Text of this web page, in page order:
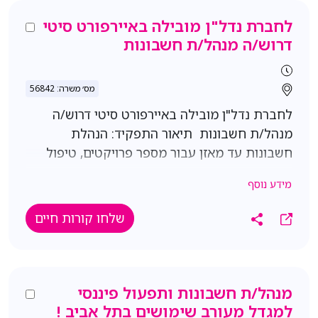
מערכת הפריוריטי – חובה
לחברת נדל"ן מובילה באיירפורט סיטי
דרוש/ה מנהל/ת חשבונות
מס׳ משרה: 56842
לחברת נדל"ן מובילה באיירפורט סיטי דרוש/ה
מנהל/ת חשבונות תיאור התפקיד: הנהלת
חשבונות עד מאזן עבור מספר פרויקטים, טיפול
עבודה עם מרכזי רווח וסעיפים תקציביים, סגירת
דוחות חודשיים/רבעוניים, הפקת חיובים וחשבוניות
מס, עבודה שוטפת מול סניפי בנק והכנת הוראות
עבודה בסביבה מקצועית ומרובת ממשקים
דרישות: תעודת הנה"ח סוג 1+2 - חובה ניסיון
מידע נוסף
שלחו קורות חיים
מנהל/ת חשבונות ותפעול פיננסי
למגדל מעורב שימושים בתל אביב !